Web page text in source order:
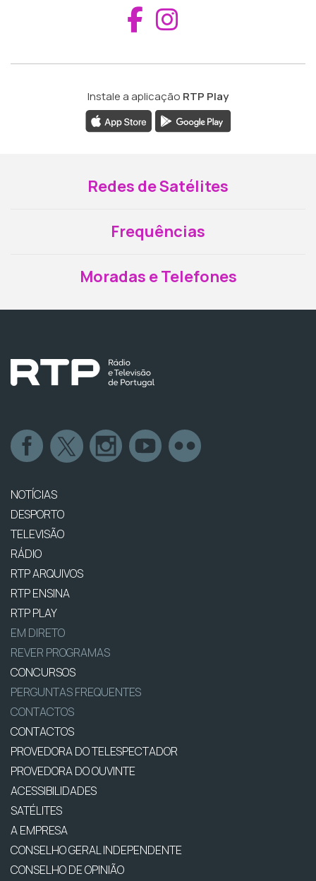
Aceder ao
Instale a aplicação RTP Play
Redes de Satélites
Frequências
Moradas e Telefones
NOTÍCIAS
DESPORTO
TELEVISÃO
RÁDIO
RTP ARQUIVOS
RTP ENSINA
RTP PLAY
EM DIRETO
REVER PROGRAMAS
CONCURSOS
PERGUNTAS FREQUENTES
CONTACTOS
CONTACTOS
PROVEDORA DO TELESPECTADOR
PROVEDORA DO OUVINTE
ACESSIBILIDADES
SATÉLITES
A EMPRESA
CONSELHO GERAL INDEPENDENTE
CONSELHO DE OPINIÃO